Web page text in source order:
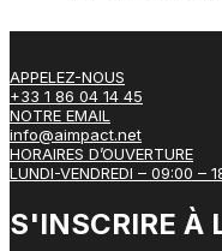
APPELEZ-NOUS
+33 1 86 04 14 45
NOTRE EMAIL
info@aimpact.net
HORAIRES D’OUVERTURE
LUNDI-VENDREDI – 09:00 –
S'INSCRIRE À